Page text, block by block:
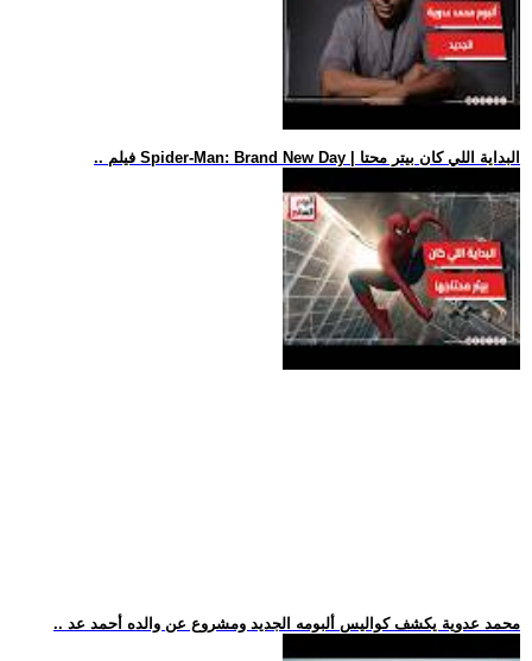
.. فيلم Spider-Man: Brand New Day | البداية اللي كان بيتر محتا
.. محمد عدوية يكشف كواليس ألبومه الجديد ومشروع عن والده أحمد عد